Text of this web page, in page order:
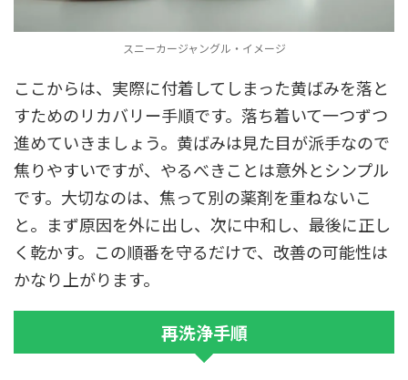
スニーカージャングル・イメージ
ここからは、実際に付着してしまった黄ばみを落と
すためのリカバリー手順です。落ち着いて一つずつ
進めていきましょう。黄ばみは見た目が派手なので
焦りやすいですが、やるべきことは意外とシンプル
です。大切なのは、焦って別の薬剤を重ねないこ
と。まず原因を外に出し、次に中和し、最後に正し
く乾かす。この順番を守るだけで、改善の可能性は
かなり上がります。
再洗浄手順